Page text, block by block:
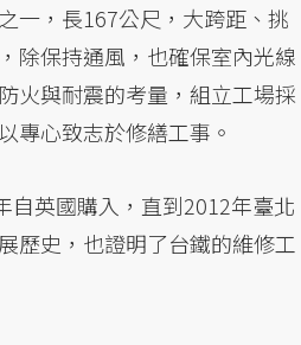
一，長167公尺，大跨距、挑
除保持通風，也確保室內光線
火與耐震的考量，組立工場採
專心致志於修繕工事。
英國購入，直到2012年臺北
歷史，也證明了台鐵的維修工